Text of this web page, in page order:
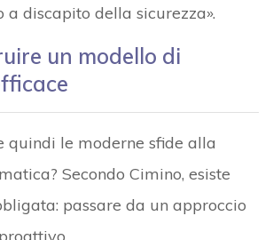
a discapito della sicurezza».
un modello di
quindi le moderne sfide alla
Secondo Cimino, esiste
passare da un approccio